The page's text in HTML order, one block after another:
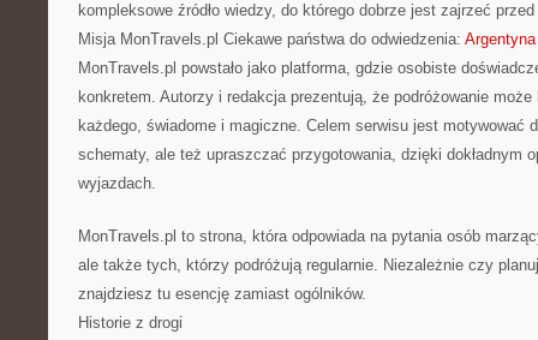
kompleksowe źródło wiedzy, do którego dobrze jest zajrzeć
Misja MonTravels.pl Ciekawe państwa do odwiedzenia: Argentyna
MonTravels.pl powstało jako platforma, gdzie osobiste
konkretem. Autorzy i redakcja prezentują, że podróżowanie
każdego, świadome i magiczne. Celem serwisu jest motywować
schematy, ale też upraszczać przygotowania, dzięki dokładnym
wyjazdach.
MonTravels.pl to strona, która odpowiada na pytania osób
ale także tych, którzy podróżują regularnie. Niezależnie czy
znajdziesz tu esencję zamiast ogólników.
Historie z drogi